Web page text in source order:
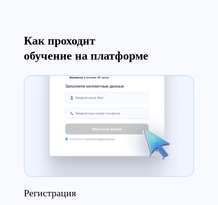
Как проходит
обучение на платформе
Сертификат
Регистрация
Теория
Аттестация
Сертификат
Регистрация